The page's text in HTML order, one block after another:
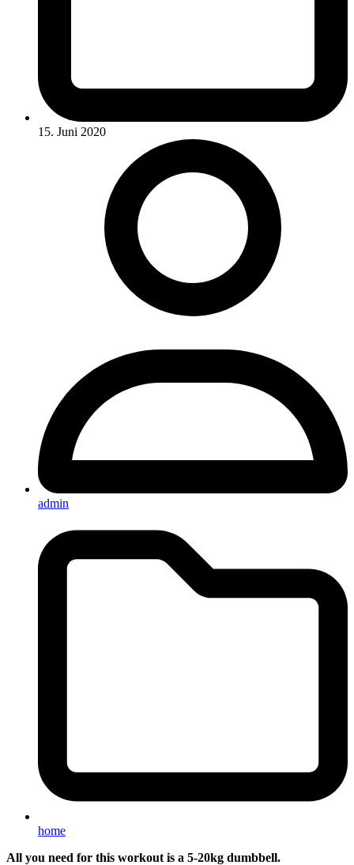
15. Juni 2020
admin
home
All you need for this workout is a 5-20kg dumbbell.